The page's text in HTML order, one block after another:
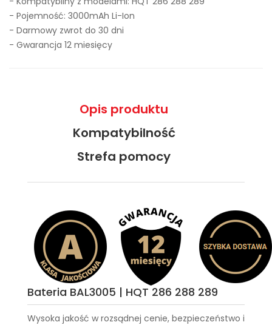
- Pojemność: 3000mAh Li-Ion
- Darmowy zwrot do 30 dni
- Gwarancja 12 miesięcy
Opis produktu
Kompatybilność
Strefa pomocy
Bateria BAL3005 | HQT 286 288 289
Wysoka jakość w rozsądnej cenie, bezpieczeństwo i